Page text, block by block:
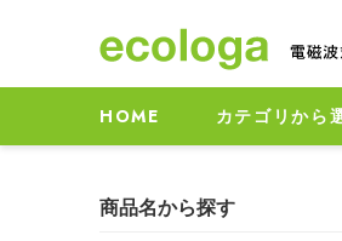
HOME カテゴリから
商品名から探す